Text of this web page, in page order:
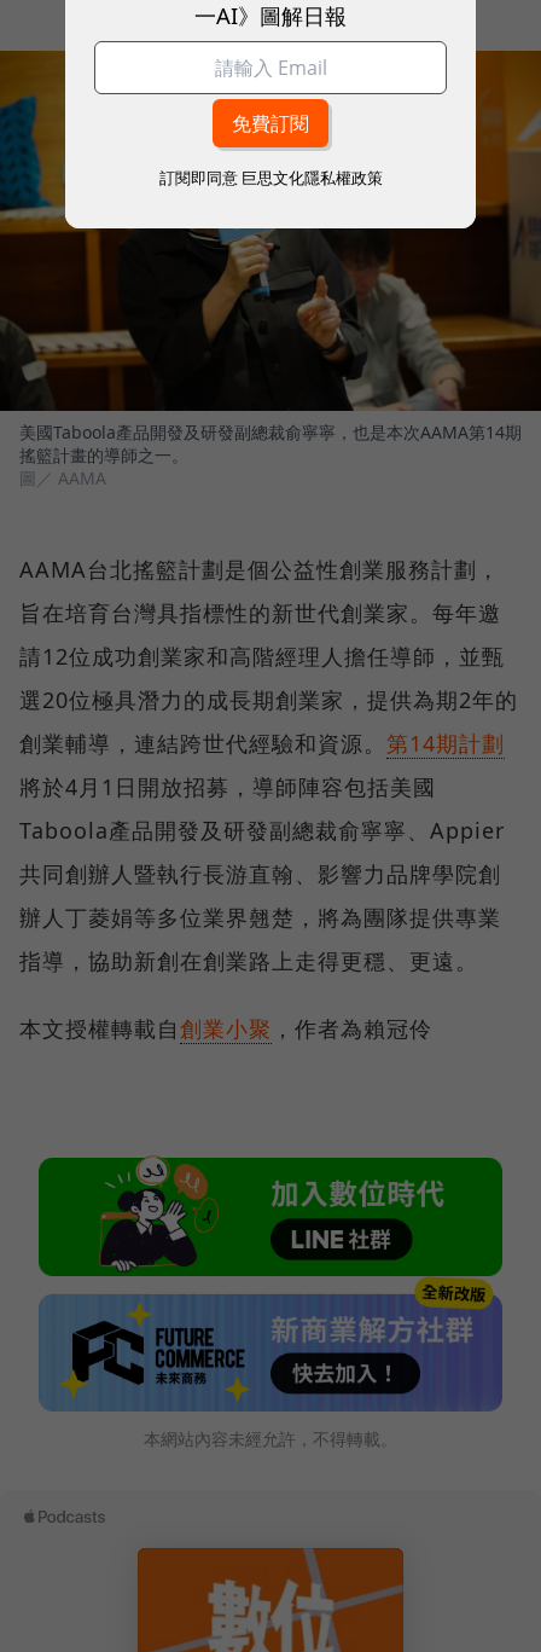
美國Taboola產品開發及研發副總裁俞寧寧，也是本次AAMA第14期
搖籃計畫的導師之一。
圖／ AAMA
AAMA台北搖籃計劃是個公益性創業服務計劃，
旨在培育台灣具指標性的新世代創業家。每年邀
請12位成功創業家和高階經理人擔任導師，並甄
選20位極具潛力的成長期創業家，提供為期2年的
創業輔導，連結跨世代經驗和資源。 第14期計劃
將於4月1日開放招募，導師陣容包括美國
Taboola產品開發及研發副總裁俞寧寧、Appier
共同創辦人暨執行長游直翰、影響力品牌學院創
辦人丁菱娟等多位業界翹楚，將為團隊提供專業
指導，協助新創在創業路上走得更穩、更遠。
本文授權轉載自創業小聚 ，作者為賴冠伶
本網站內容未經允許，不得轉載。
一AI》圖解日報
訂閱即同意 巨思文化隱私權政策